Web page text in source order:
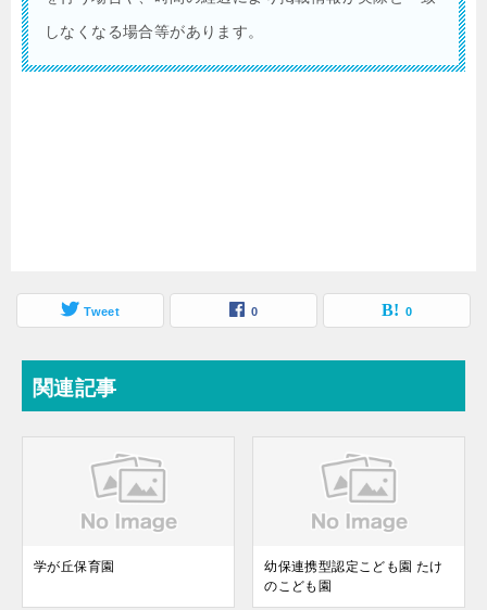
しなくなる場合等があります。
Tweet 0 0
関連記事
学が丘保育園
幼保連携型認定こども園 たけ
のこども園